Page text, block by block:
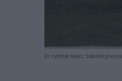
El central Marc Sabaté